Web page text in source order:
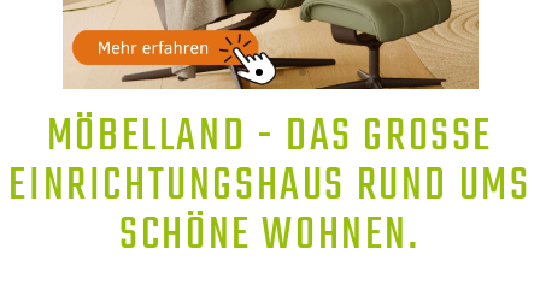
MÖBELLAND - DAS GROSSE E
INRICHTUNGSHAUS RUND UMS S
CHÖNE WOHNEN.